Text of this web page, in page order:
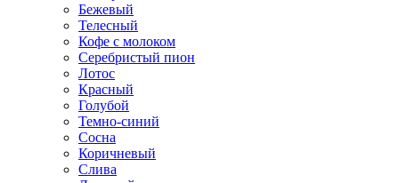
Бежевый
Телесный
Кофе с молоком
Серебристый пион
Лотос
Красный
Голубой
Темно-синий
Сосна
Коричневый
Слива